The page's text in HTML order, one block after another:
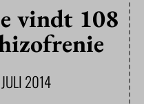
vindt 108
2014